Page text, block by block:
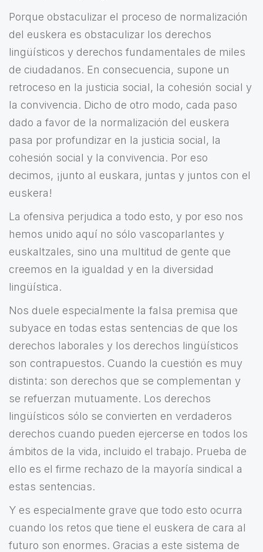
Porque obstaculizar el proceso de normalización
del euskera es obstaculizar los derechos
lingüísticos y derechos fundamentales de miles
de ciudadanos. En consecuencia, supone un
retroceso en la justicia social, la cohesión social y
la convivencia. Dicho de otro modo, cada paso
dado a favor de la normalización del euskera
pasa por profundizar en la justicia social, la
cohesión social y la convivencia. Por eso
decimos, ¡junto al euskara, juntas y juntos con el
euskera!
La ofensiva perjudica a todo esto, y por eso nos
hemos unido aquí no sólo vascoparlantes y
euskaltzales, sino una multitud de gente que
creemos en la igualdad y en la diversidad
lingüística.
Nos duele especialmente la falsa premisa que
subyace en todas estas sentencias de que los
derechos laborales y los derechos lingüísticos
son contrapuestos. Cuando la cuestión es muy
distinta: son derechos que se complementan y
se refuerzan mutuamente. Los derechos
lingüísticos sólo se convierten en verdaderos
derechos cuando pueden ejercerse en todos los
ámbitos de la vida, incluido el trabajo. Prueba de
ello es el firme rechazo de la mayoría sindical a
estas sentencias.
Y es especialmente grave que todo esto ocurra
cuando los retos que tiene el euskera de cara al
futuro son enormes. Gracias a este sistema de